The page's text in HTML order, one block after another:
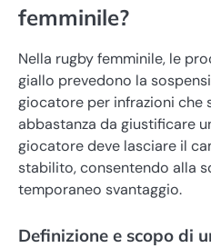
femminile?
Nella rugby femminile, le
giallo prevedono la
giocatore per infrazioni che
abbastanza da giustificare
giocatore deve lasciare il
stabilito, consentendo alla
temporaneo svantaggio.
Definizione e scopo di